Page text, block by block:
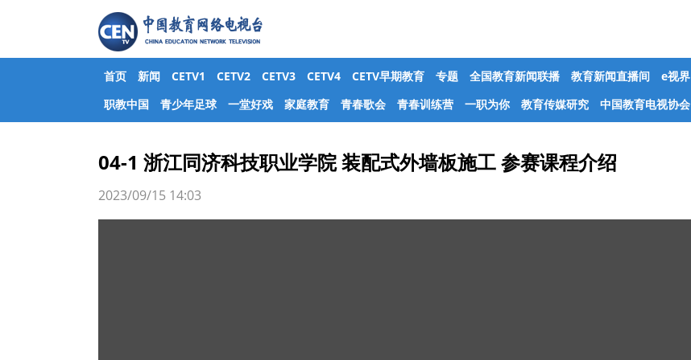
首页 新闻 CETV1 CETV2 CETV3 CETV4 CETV早期教育 专题 全国教育新闻联播 教育新闻直播间 e视界
职教中国
青少年足球 一堂好戏 家庭教育 青春歌会 青春训练营 一职为你 教育传媒研究 中国教育电视协会
04-1 浙江同济科技职业学院 装配式外墙板施工 参赛课程介绍
2023/09/15 14:03